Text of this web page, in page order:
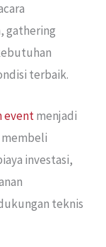
gathering
terbaik.
eventmenjadi
investasi,
teknis